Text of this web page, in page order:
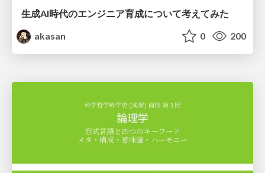
生成AI時代のエンジニア育成について考えてみた
akasan
0 200